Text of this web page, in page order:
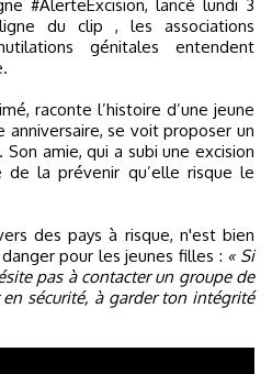
#AlerteExcision, lancé lundi 3
du clip , les associations
génitales entendent
raconte l’histoire d’une jeune
anniversaire, se voit proposer un
. Son amie, qui a subi une excision
la prévenir qu’elle risque le
des pays à risque, n'est bien
pour les jeunes filles : « Si
pas à contacter un groupe de
sécurité, à garder ton intégrité